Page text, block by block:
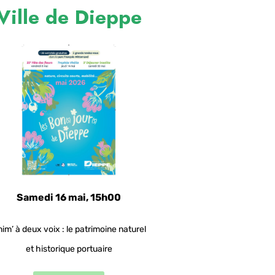
de Dieppe
Samedi 16 mai, 15h00
à deux voix : le patrimoine naturel
et historique portuaire